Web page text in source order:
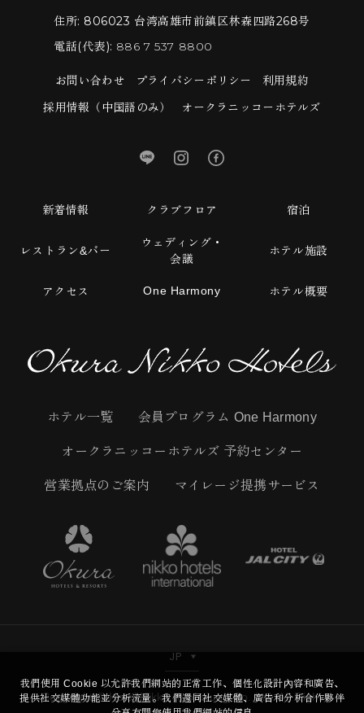
新着情報 クラブフロア 宿泊
レストラン&バー
ウェディング・
会議
ホテル施設
アクセス One Harmony ホテル概要
住所: 806023 台湾高雄市前鎮区林森四路268号
電話(代表): 886 7 537 8800
お問い合わせ プライバシーポリシー 利用規約
採用情報（中国語のみ） オークラニッコーホテルズ
ホテル一覧 会員プログラム One Harmony
オークラニッコーホテルズ 予約センター
営業拠点のご案内 マイレージ提携サービス
Copyright © Hotel Nikko Kaohsiung Co.,Ltd. All Right
JP
我們使用 Cookie 以允許我們網站的正常工作、個性化設計內容和廣告、
提供社交媒體功能並分析流量。我們還同社交媒體、廣告和分析合作夥伴